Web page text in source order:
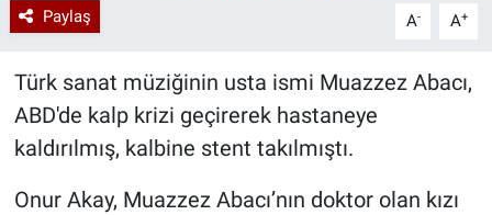
Paylaş A- A+
Türk sanat müziğinin usta ismi Muazzez Abacı,
ABD'de kalp krizi geçirerek hastaneye
kaldırılmış, kalbine stent takılmıştı.
Onur Akay, Muazzez Abacı’nın doktor olan kızı